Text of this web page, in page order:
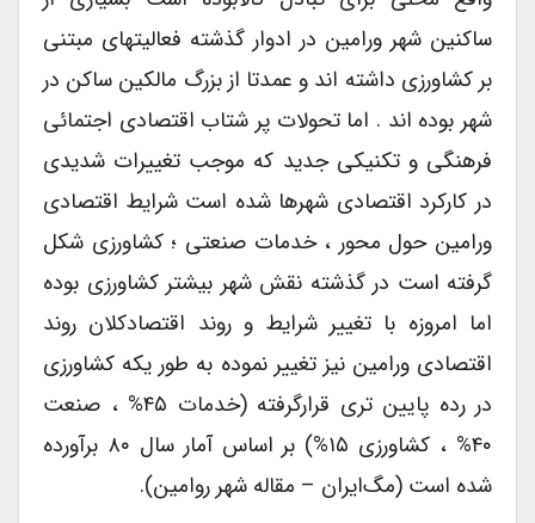
ساکنین شهر ورامین در ادوار گذشته فعالیتهای مبتنی
بر کشاورزی داشته اند و عمدتا از بزرگ مالکین ساکن در
شهر بوده اند . اما تحولات پر شتاب اقتصادی اجتمائی
فرهنگی و تکنیکی جدید که موجب تغییرات شدیدی
در کارکرد اقتصادی شهرها شده است شرایط اقتصادی
ورامین حول محور ، خدمات صنعتی ؛ کشاورزی شکل
گرفته است در گذشته نقش شهر بیشتر کشاورزی بوده
اما امروزه با تغییر شرایط و روند اقتصادکلان روند
اقتصادی ورامین نیز تغییر نموده به طور یکه کشاورزی
در رده پایین تری قرارگرفته (خدمات ۴۵% ، صنعت
۴۰% ، کشاورزی ۱۵%) بر اساس آمار سال ۸۰ برآورده
شده است (مگ‌ایران – مقاله شهر روامین).